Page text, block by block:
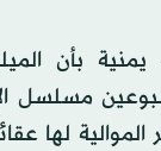
بأن
مسلسل
الموالية لها